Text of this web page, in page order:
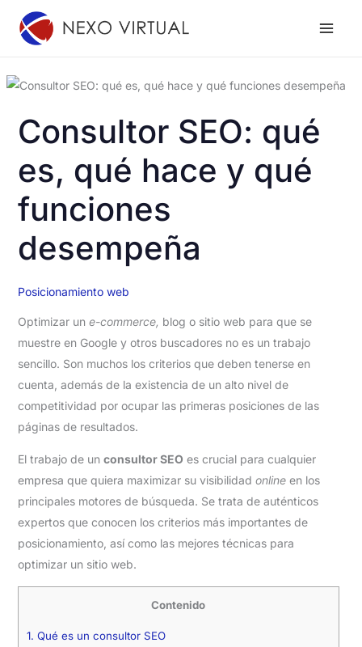
Consultor SEO: qué
es, qué hace y qué
funciones
desempeña
Posicionamiento web
Optimizar un e-commerce, blog o sitio web para que se
muestre en Google y otros buscadores no es un trabajo
sencillo. Son muchos los criterios que deben tenerse en
cuenta, además de la existencia de un alto nivel de
competitividad por ocupar las primeras posiciones de las
páginas de resultados.
El trabajo de un consultor SEO es crucial para cualquier
empresa que quiera maximizar su visibilidad onlineen los
principales motores de búsqueda. Se trata de auténticos
expertos que conocen los criterios más importantes de
posicionamiento, así como las mejores técnicas para
optimizar un sitio web.
Contenido
1. Qué es un consultor SEO